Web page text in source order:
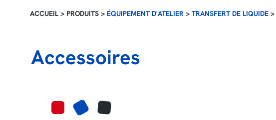
ACCUEIL > PRODUITS > ÉQUIPEMENT D'ATELIER > TRANSFERT DE LIQUIDE >
Accessoires